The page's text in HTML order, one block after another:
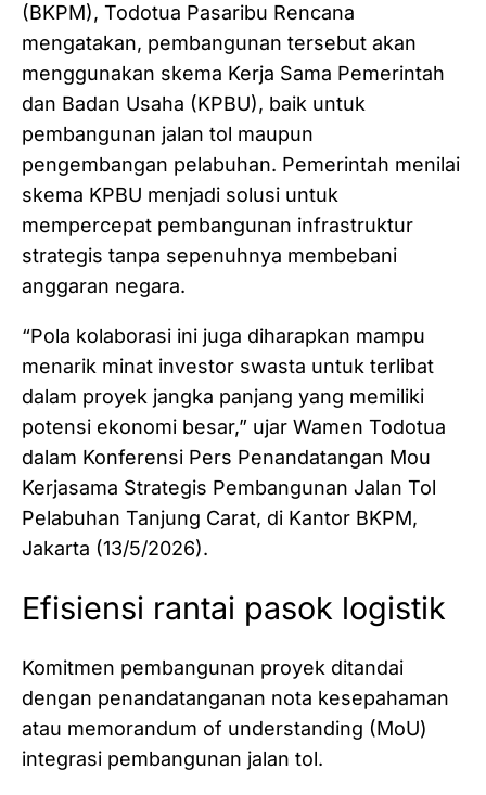
(BKPM), Todotua Pasaribu Rencana
mengatakan, pembangunan tersebut akan
menggunakan skema Kerja Sama Pemerintah
dan Badan Usaha (KPBU), baik untuk
pembangunan jalan tol maupun
pengembangan pelabuhan. Pemerintah menilai
skema KPBU menjadi solusi untuk
mempercepat pembangunan infrastruktur
strategis tanpa sepenuhnya membebani
anggaran negara.
“Pola kolaborasi ini juga diharapkan mampu
menarik minat investor swasta untuk terlibat
dalam proyek jangka panjang yang memiliki
potensi ekonomi besar,” ujar Wamen Todotua
dalam Konferensi Pers Penandatangan Mou
Kerjasama Strategis Pembangunan Jalan Tol
Pelabuhan Tanjung Carat, di Kantor BKPM,
Jakarta (13/5/2026).
Efisiensi rantai pasok logistik
Komitmen pembangunan proyek ditandai
dengan penandatanganan nota kesepahaman
atau memorandum of understanding (MoU)
integrasi pembangunan jalan tol.